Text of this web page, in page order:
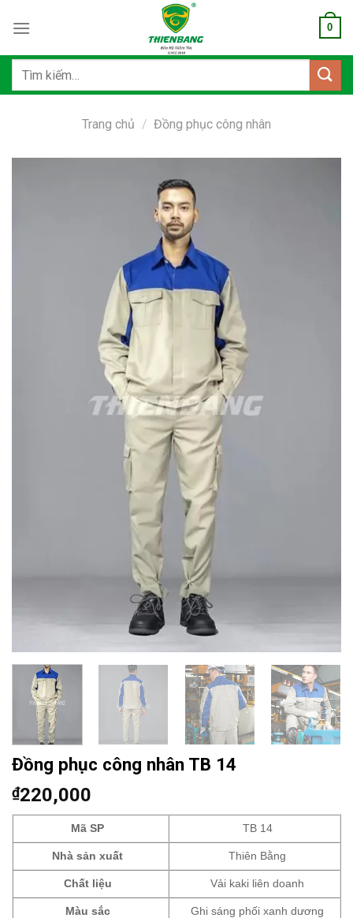
qua
dung
0
Tìm
Trang chủ / Đồng phục công nhân
Đồng phục công nhân TB 14
₫220,000
Mã SP TB 14
Nhà sản xuất Thiên Bằng
Chất liệu Vải kaki liên doanh
Màu sắc Ghi sáng phối xanh dương